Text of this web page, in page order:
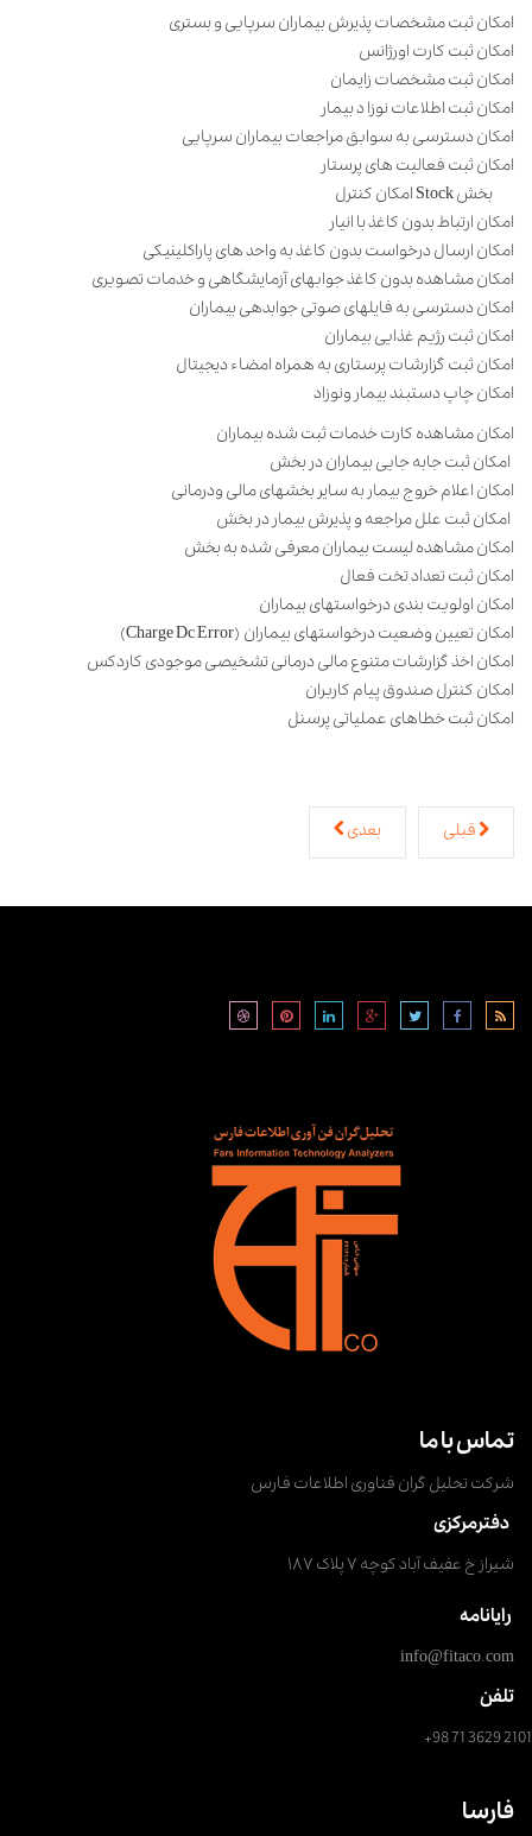
امکان ثبت مشخصات پذیرش بیماران سرپایی و بستری
امکان ثبت کارت اورژانس
امکان ثبت مشخصات زایمان
امکان ثبت اطلاعات نوزا د بیمار
امکان دسترسی به سوابق مراجعات بیماران سرپایی
امکان ثبت فعالیت های پرستار
بخش
امکان کنترل
امکان ارتباط بدون کاغذ با انیار
امکان ارسال درخواست بدون کاغذ به واحد های پاراکلینیکی
امکان مشاهده بدون کاغذ جوابهای آزمایشگاهی و خدمات تصویری
امکان دسترسی به فایلهای صوتی جوابدهی بیماران
امکان ثبت رژیم غذایی بیماران
امکان ثبت گزارشات پرستاری به همراه امضاء دیجیتال
امکان چاپ دستبند بیمار ونوزاد
امکان مشاهده کارت خدمات ثبت شده بیماران
امکان ثبت جابه جایی بیماران در بخش
امکان اعلام خروج بیمار به سایر بخشهای مالی ودرمانی
امکان ثبت علل مراجعه و پذیرش بیمار در بخش
امکان مشاهده لیست بیماران معرفی شده به بخش
امکان ثبت تعداد تخت فعال
امکان اولویت بندی درخواستهای بیماران
امکان تعیین وضعیت درخواستهای بیماران (Charge Dc Error)
امکان اخذ گزارشات متنوع مالی درمانی تشخیصی موجودی کاردکس
امکان کنترل صندوق پیام کاربران
امکان ثبت خطاهای عملیاتی پرسنل
قبلی بعدی
تماس با ما
شرکت تحلیل گران فناوری اطلاعات فارس
دفترمرکزی
شیراز خ عفیف آباد کوچه ۷ پلاک ۱۸۷
رایانامه
info@fitaco.com
تلفن
+98 71 3629 2101
فارسا